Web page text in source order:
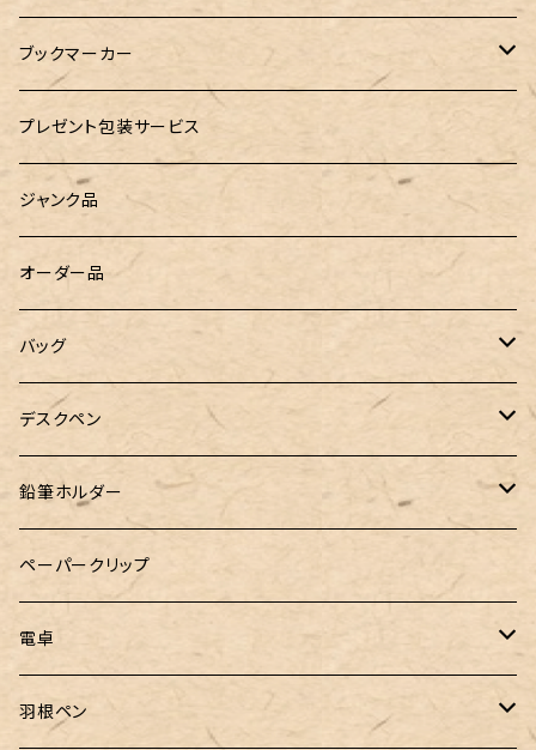
島田小割製材所
Ystudio（ワイスタジオ）
LOGステーショナリー
WATERMAN（ウォーターマン）
工房sokoharo（そこはろ）
どんぐりころころ（木のおもちゃ）
ラジオメーター
Tempo Drop（テンポドロップ）
グラスマーカー
バッグハンガー
ぺんてる
廃盤品 Ain シュタイン 0.3
廃盤品 Ain シュタイン 0.2
ブックマーカー
ペーパーペン by if
プレゼント包装サービス
ジャンク品
オーダー品
バッグ
&Liebe(アンドリーベ)
デスクペン
24季 スタビライズドウッド
鉛筆ホルダー
LOGステーショナリー
ペーパークリップ
電卓
CASIO（カシオ）
羽根ペン